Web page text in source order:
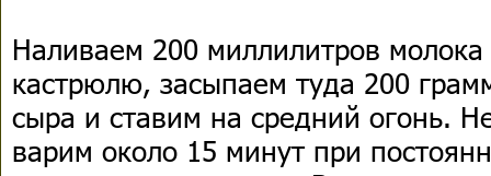
Наливаем 200 миллилитров
кастрюлю, засыпаем туда 200
сыра и ставим на средний огонь.
варим около 15 минут при